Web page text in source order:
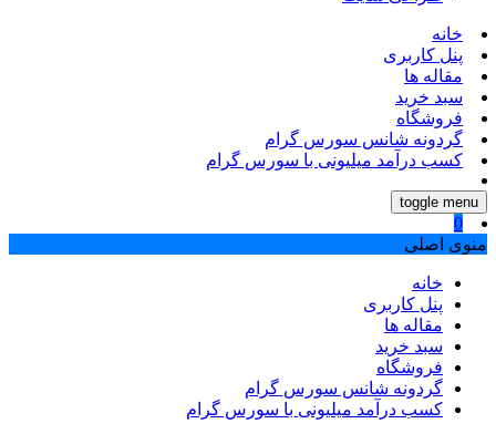
خانه
پنل کاربری
مقاله ها
سبد خرید
فروشگاه
گردونه شانس سورس گرام
کسب درآمد میلیونی با سورس گرام
toggle menu
0
منوی اصلی
خانه
پنل کاربری
مقاله ها
سبد خرید
فروشگاه
گردونه شانس سورس گرام
کسب درآمد میلیونی با سورس گرام